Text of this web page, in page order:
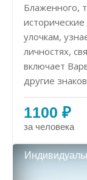
Блаженного,
улочкам,
личностях,
включает
другие
1100 ₽
за человека